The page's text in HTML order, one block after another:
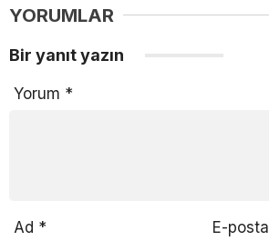
YORUMLAR
Bir yanıt yazın
Yorum *
Ad * E-posta